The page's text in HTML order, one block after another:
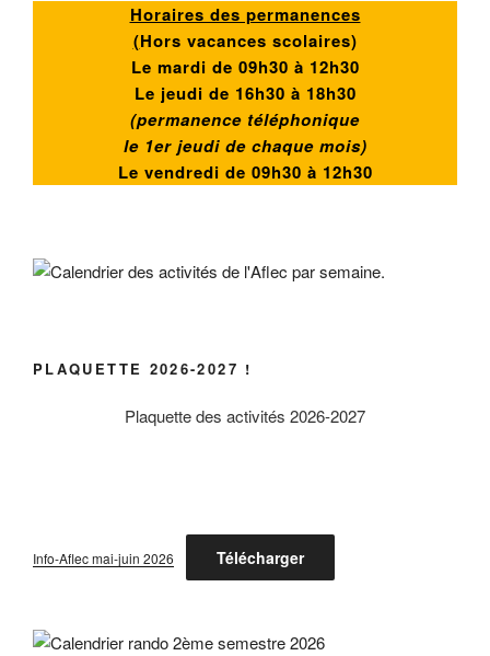
Horaires des permanences
(Hors vacances scolaires)
Le mardi de 09h30 à 12h30
Le jeudi de 16h30 à 18h30
(permanence téléphonique
le 1er jeudi de chaque mois)
Le vendredi de 09h30 à 12h30
PLAQUETTE 2026-2027 !
Plaquette des activités 2026-2027
Info-Aflec mai-juin 2026 Télécharger